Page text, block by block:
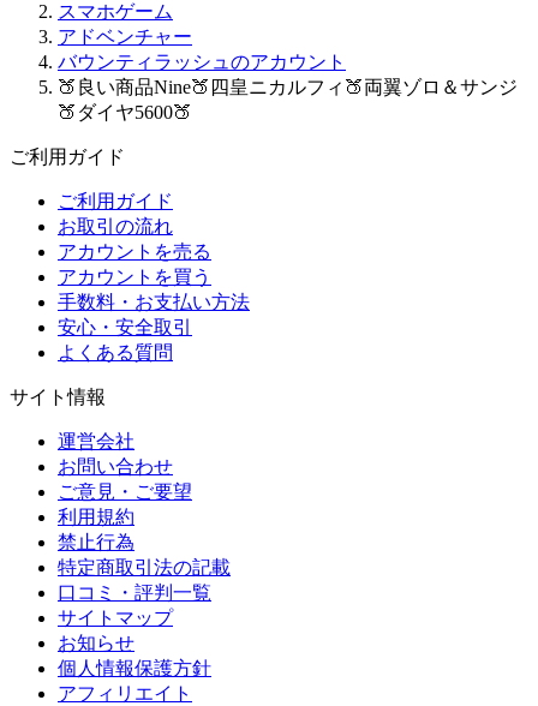
スマホゲーム
アドベンチャー
バウンティラッシュのアカウント
🍑良い商品Nine🍑四皇ニカルフィ🍑両翼ゾロ＆サンジ
🍑ダイヤ5600🍑
ご利用ガイド
ご利用ガイド
お取引の流れ
アカウントを売る
アカウントを買う
手数料・お支払い方法
安心・安全取引
よくある質問
サイト情報
運営会社
お問い合わせ
ご意見・ご要望
利用規約
禁止行為
特定商取引法の記載
口コミ・評判一覧
サイトマップ
お知らせ
個人情報保護方針
アフィリエイト